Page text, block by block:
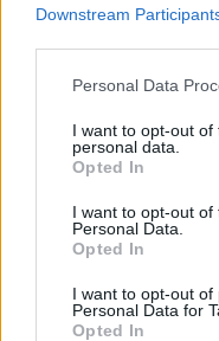
Downstream
Please note that this
not limited to your visit
grant or deny consent
use your data for
consent section.
Personal Data
I want to opt-out
personal data.
Opted In
I want to opt-out of
Personal Data.
Opted In
I want to opt-out of
Personal Data for
Opted In
Σύνταγμα:
πορεία -
συμμετοχή
διαδέχονταν το ένα το